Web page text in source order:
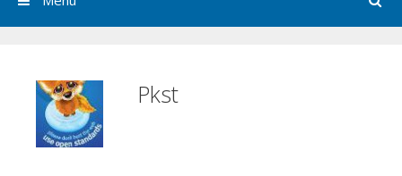
Pkst